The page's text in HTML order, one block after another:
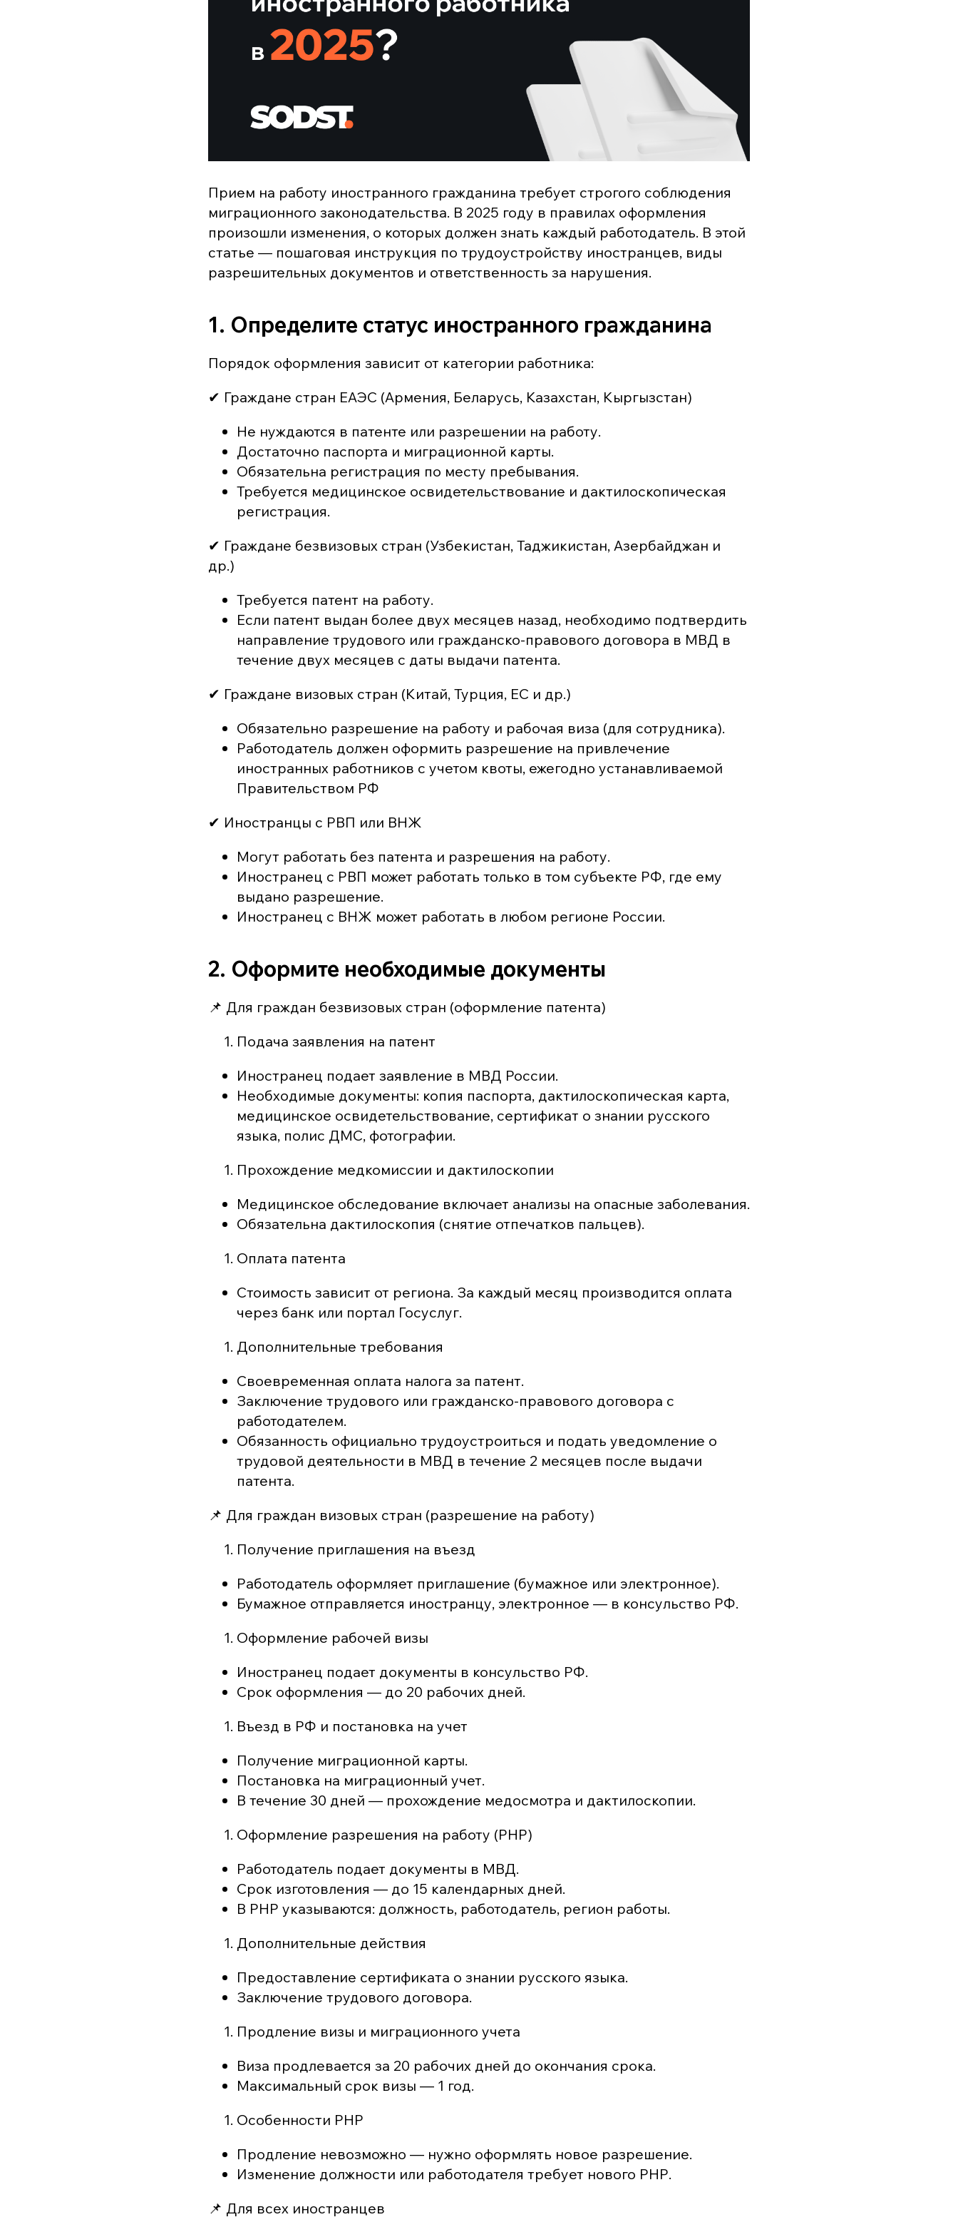
Прием на работу иностранного гражданина требует строгого соблюдения
миграционного законодательства. В 2025 году в правилах оформления
произошли изменения, о которых должен знать каждый работодатель. В этой
статье — пошаговая инструкция по трудоустройству иностранцев, виды
разрешительных документов и ответственность за нарушения.
1. Определите статус иностранного гражданина
Порядок оформления зависит от категории работника:
✔ Граждане стран ЕАЭС (Армения, Беларусь, Казахстан, Кыргызстан)
Не нуждаются в патенте или разрешении на работу.
Достаточно паспорта и миграционной карты.
Обязательна регистрация по месту пребывания.
Требуется медицинское освидетельствование и дактилоскопическая
регистрация.
✔ Граждане безвизовых стран (Узбекистан, Таджикистан, Азербайджан и
др.)
Требуется патент на работу.
Если патент выдан более двух месяцев назад, необходимо подтвердить
направление трудового или гражданско-правового договора в МВД в
течение двух месяцев с даты выдачи патента.
✔ Граждане визовых стран (Китай, Турция, ЕС и др.)
Обязательно разрешение на работу и рабочая виза (для сотрудника).
Работодатель должен оформить разрешение на привлечение
иностранных работников с учетом квоты, ежегодно устанавливаемой
Правительством РФ
✔ Иностранцы с РВП или ВНЖ
Могут работать без патента и разрешения на работу.
Иностранец с РВП может работать только в том субъекте РФ, где ему
выдано разрешение.
Иностранец с ВНЖ может работать в любом регионе России.
2. Оформите необходимые документы
📌 Для граждан безвизовых стран (оформление патента)
Подача заявления на патент
Иностранец подает заявление в МВД России.
Необходимые документы: копия паспорта, дактилоскопическая карта,
медицинское освидетельствование, сертификат о знании русского
языка, полис ДМС, фотографии.
Прохождение медкомиссии и дактилоскопии
Медицинское обследование включает анализы на опасные заболевания.
Обязательна дактилоскопия (снятие отпечатков пальцев).
Оплата патента
Стоимость зависит от региона. За каждый месяц производится оплата
через банк или портал Госуслуг.
Дополнительные требования
Своевременная оплата налога за патент.
Заключение трудового или гражданско-правового договора с
работодателем.
Обязанность официально трудоустроиться и подать уведомление о
трудовой деятельности в МВД в течение 2 месяцев после выдачи
патента.
📌 Для граждан визовых стран (разрешение на работу)
Получение приглашения на въезд
Работодатель оформляет приглашение (бумажное или электронное).
Бумажное отправляется иностранцу, электронное — в консульство РФ.
Оформление рабочей визы
Иностранец подает документы в консульство РФ.
Срок оформления — до 20 рабочих дней.
Въезд в РФ и постановка на учет
Получение миграционной карты.
Постановка на миграционный учет.
В течение 30 дней — прохождение медосмотра и дактилоскопии.
Оформление разрешения на работу (РНР)
Работодатель подает документы в МВД.
Срок изготовления — до 15 календарных дней.
В РНР указываются: должность, работодатель, регион работы.
Дополнительные действия
Предоставление сертификата о знании русского языка.
Заключение трудового договора.
Продление визы и миграционного учета
Виза продлевается за 20 рабочих дней до окончания срока.
Максимальный срок визы — 1 год.
Особенности РНР
Продление невозможно — нужно оформлять новое разрешение.
Изменение должности или работодателя требует нового РНР.
📌 Для всех иностранцев